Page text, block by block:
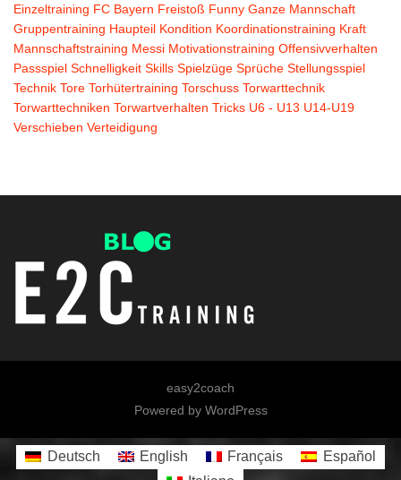
Einzeltraining FC Bayern Freistoß Funny Ganze Mannschaft
Gruppentraining Haupteil Kondition Koordinationstraining Kraft
Mannschaftstraining Messi Motivationstraining Offensivverhalten
Passspiel Schnelligkeit Skills Spielzüge Sprüche Stellungsspiel
Technik Tore Torhütertraining Torschuss Torwarttechnik
Torwarttechniken Torwartverhalten Tricks U6 - U13 U14-U19
Verschieben Verteidigung
easy2coach
Powered by WordPress
Deutsch English Français
Español